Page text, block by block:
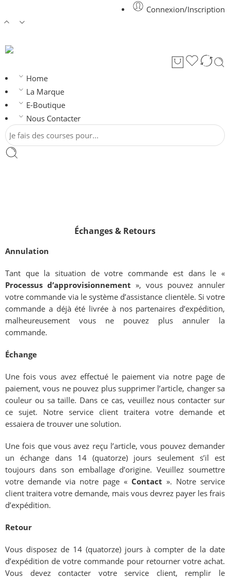
Connexion/Inscription
Home
La Marque
E-Boutique
Nous Contacter
Échanges & Retours
Annulation
Tant que la situation de votre commande est dans le «
Processus d’approvisionnement », vous pouvez annuler
votre commande via le système d’assistance clientèle. Si votre
commande a déjà été livrée à nos partenaires d’expédition,
malheureusement vous ne pouvez plus annuler la
commande.
Échange
Une fois vous avez effectué le paiement via notre page de
paiement, vous ne pouvez plus supprimer l’article, changer sa
couleur ou sa taille. Dans ce cas, veuillez nous contacter sur
ce sujet. Notre service client traitera votre demande et
essaiera de trouver une solution.
Une fois que vous avez reçu l’article, vous pouvez demander
un échange dans 14 (quatorze) jours seulement s’il est
toujours dans son emballage d’origine. Veuillez soumettre
votre demande via notre page « Contact ». Notre service
client traitera votre demande, mais vous devrez payer les frais
d’expédition.
Retour
Vous disposez de 14 (quatorze) jours à compter de la date
d’expédition de votre commande pour retourner votre achat.
Vous devez contacter votre service client, remplir le